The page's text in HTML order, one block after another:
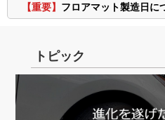
8/
【重要】 フロアマット製造日に
8/17より順次対応
トピック